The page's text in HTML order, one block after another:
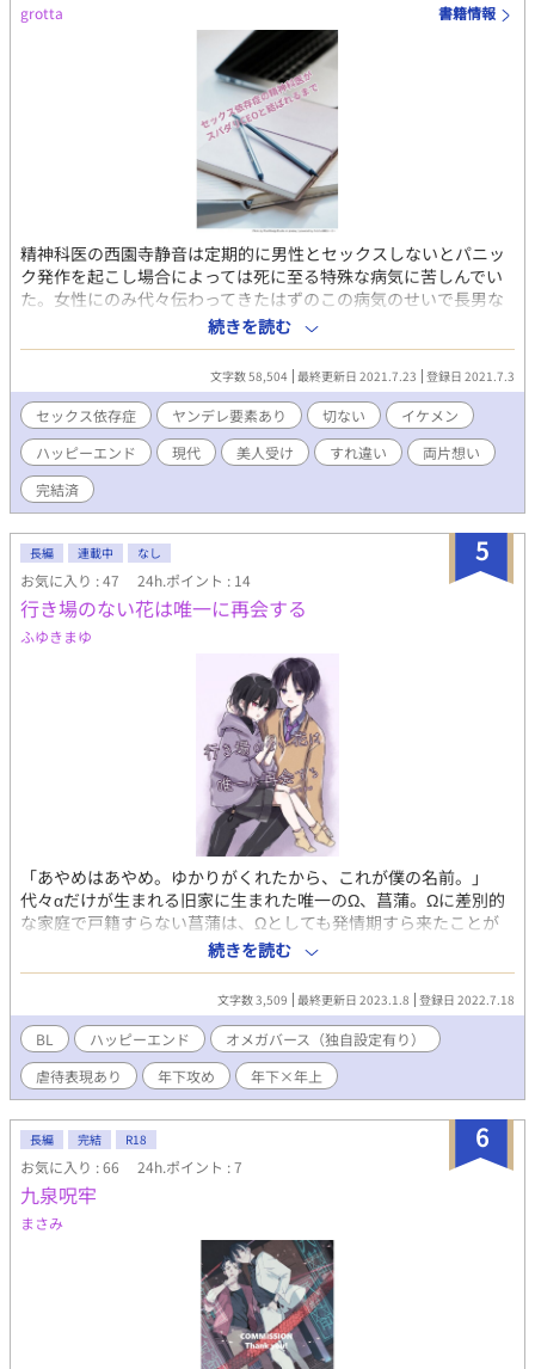
grotta 書籍情報
精神科医の西園寺静音は定期的に男性とセックスしないとパニッ
ク発作を起こし場合によっては死に至る特殊な病気に苦しんでい
た。女性にのみ代々伝わってきたはずのこの病気のせいで長男な
のにも関わらず当主への道が断たれた。 家で厄介者扱いされなが
ら育った静音は高校時代には劣等感から自らの美貌を利用して男
子生徒を誘惑する遊びに耽る。 その後医大に進学し、病の発症を
迎えると静音はセックス依存の症状に苦しみ、複数の男と寝るよ
うになる。 クリニックを開業した32歳現在、セックスの相手を見
つけては毎週水曜の休診日に男を連れ込んでいる静音。ある日弟
に参列を頼まれたパーティで高校時代自分に全く見向きもしなか
った東郷雅貴に再会する。 東郷グループのCEOとなり成功を収め
ている美丈夫に静音はなぜか心を乱された。 歪んだ欲望と捩れた
音の思惑を知らない東郷との駆け引きが始まる。 旧家の呪い的な
雰囲気のお話です。 受けが設定上前半は不憫で可哀想な描写も多
いですが、最後はスパダリ彼氏に溺愛されてハッピーエンドで
す。
続きを読む
文字数 58,504 最終更新日 2021.7.23 登録日 2021.7.3
セックス依存症 ヤンデレ要素あり 切ない
イケメン
ハッピーエンド
現代 美人受け すれ違い
両片想い
完結済
5
長編 連載中 なし
お気に入り : 47 24h.ポイント : 14
行き場のない花は唯一に再会する
ふゆきまゆ
「あやめはあやめ。ゆかりがくれたから、これが僕の名前。」
代々αだけが生まれる旧家に生まれた唯一のΩ、菖蒲。Ωに差別的
な家庭で戸籍すらない菖蒲は、Ωとしても発情期すら来たことが
ない欠陥品だった。せめて役に立たせる為にと別の旧家のαの婚約
者との顔合わせの時、婚約者に別の結婚候補が現れたことを告げ
られる。 役に立たない、Ωとしても欠陥品。Ωを蔑む家から追い出
された菖蒲が途方に暮れた先に出会ったのは、かつて一度だけ会
ったことがあるα、ゆかりだった。 「ずっと、ずっと、もう一度
会いたかったんだ。」
続きを読む
文字数 3,509 最終更新日 2023.1.8 登録日 2022.7.18
BL ハッピーエンド
オメガバース（独自設定有り）
虐待表現あり
年下攻め 年下×年上
6
長編 完結 R18
お気に入り : 66 24h.ポイント : 7
九泉呪牢
まさみ